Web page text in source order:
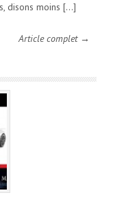
disons moins […]
Article complet →